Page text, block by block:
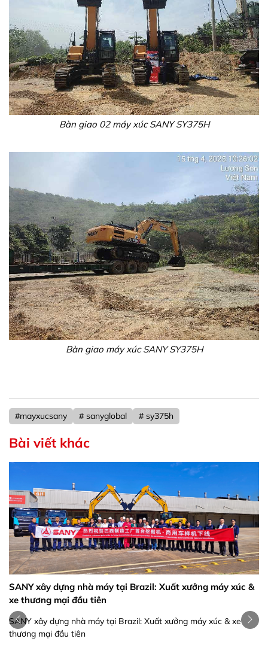
Bàn giao 02 máy xúc SANY SY375H
Bàn giao máy xúc SANY SY375H
#mayxucsany # sanyglobal # sy375h
Bài viết khác
SANY xây dựng nhà máy tại Brazil: Xuất xưởng máy xúc &
xe thương mại đầu tiên
SANY xây dựng nhà máy tại Brazil: Xuất xưởng máy xúc & xe
thương mại đầu tiên